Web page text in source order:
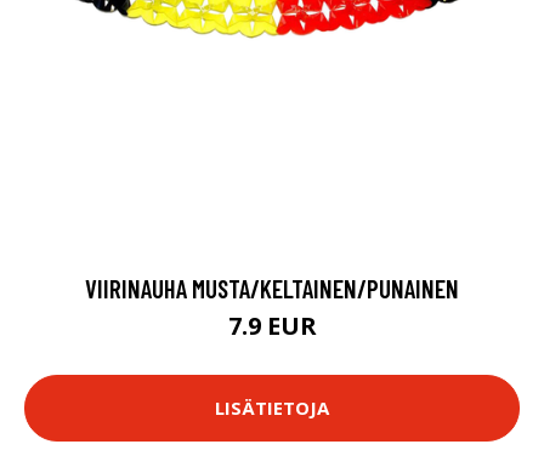
VIIRINAUHA MUSTA/KELTAINEN/PUNAINEN
7.9 EUR
LISÄTIETOJA